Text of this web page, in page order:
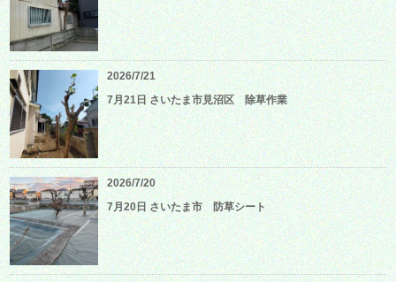
2026/7/21
7月21日 さいたま市見沼区 除草作業
2026/7/20
7月20日 さいたま市 防草シート